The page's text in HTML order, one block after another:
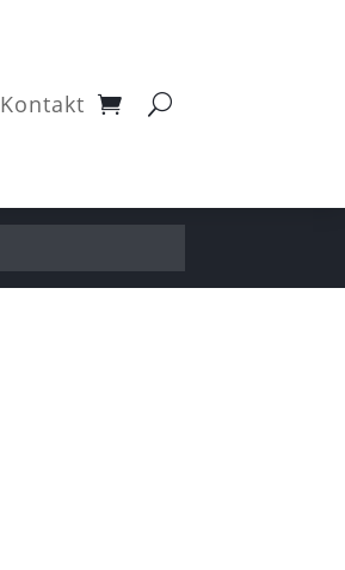
Kontakt